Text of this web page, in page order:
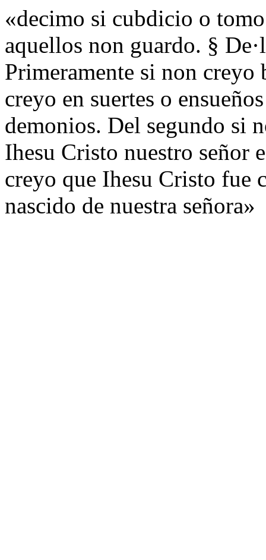
«decimo si cubdicio o
aquellos non guardo. §
Primeramente si non creyo
creyo en suertes o
demonios. Del segundo si
Ihesu Cristo nuestro señor
creyo que Ihesu Cristo fue
nascido de nuestra señora»